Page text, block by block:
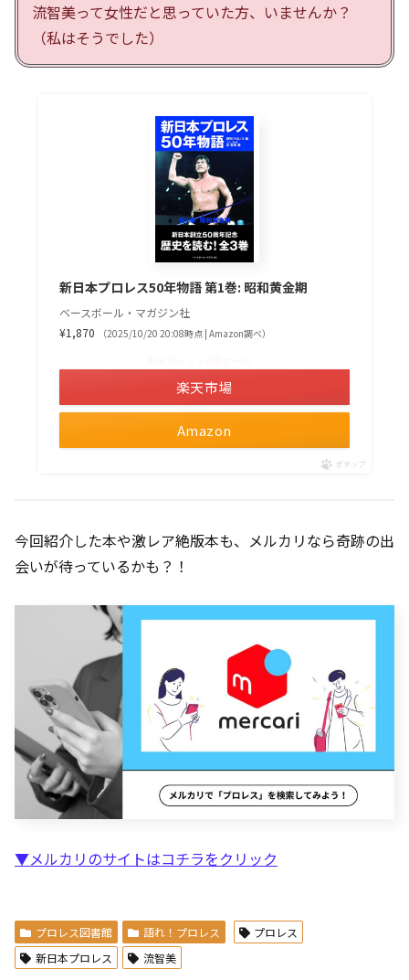
流智美って女性だと思っていた方、いませんか？
（私はそうでした）
新日本プロレス50年物語 第1巻: 昭和黄金期
ベースボール・マガジン社
¥1,870
（2025/10/20 20:08時点 | Amazon調べ）
Amazon
楽天市場
ポチップ
今回紹介した本や激レア絶版本も、メルカリなら奇跡の出
会いが待っているかも？！
▼メルカリのサイトはコチラをクリック
プロレス図書館 語れ！プロレス
プロレス
新日本プロレス
流智美